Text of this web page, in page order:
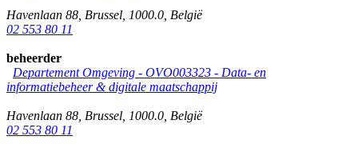
Havenlaan 88 Brussel 1000.0 België
02 553 80 11
beheerder
Departement Omgeving - OVO003323 - Data- en
informatiebeheer & digitale maatschappij
Havenlaan 88 Brussel 1000.0 België
02 553 80 11